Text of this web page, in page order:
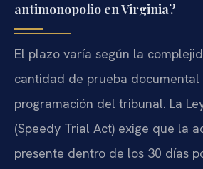
antimonopolio en Virginia?
El plazo varía según la
cantidad de prueba documental
programación del tribunal. La
(Speedy Trial Act) exige que la
presente dentro de los 30 días